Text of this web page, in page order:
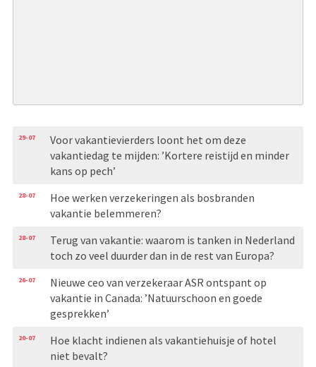
29-07
Voor vakantievierders loont het om deze
vakantiedag te mijden: ’Kortere reistijd en minder
kans op pech’
28-07
Hoe werken verzekeringen als bosbranden
vakantie belemmeren?
28-07
Terug van vakantie: waarom is tanken in Nederland
toch zo veel duurder dan in de rest van Europa?
26-07
Nieuwe ceo van verzekeraar ASR ontspant op
vakantie in Canada: ’Natuurschoon en goede
gesprekken’
20-07
Hoe klacht indienen als vakantiehuisje of hotel
niet bevalt?